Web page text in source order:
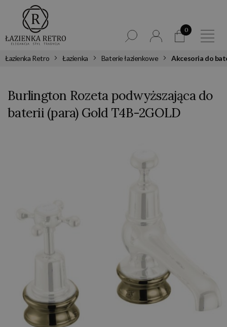
0
Łazienka Retro Łazienka Baterie łazienkowe Akcesoria do
Burlington Rozeta podwyższająca do
baterii (para) Gold T4B-2GOLD